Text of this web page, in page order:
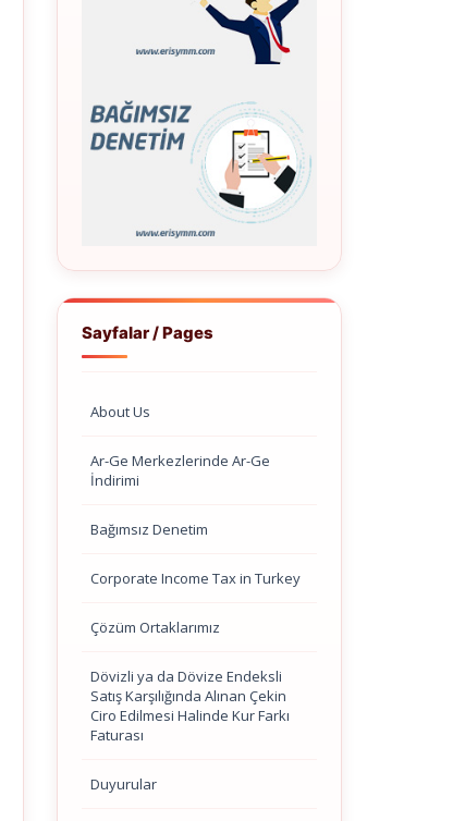
Sayfalar / Pages
About Us
Ar-Ge Merkezlerinde Ar-Ge
İndirimi
Bağımsız Denetim
Corporate Income Tax in Turkey
Çözüm Ortaklarımız
Dövizli ya da Dövize Endeksli
Satış Karşılığında Alınan Çekin
Ciro Edilmesi Halinde Kur Farkı
Faturası
Duyurular